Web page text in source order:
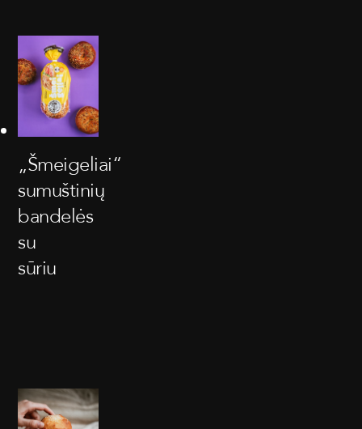
„Šmeigeliai“
sumuštinių
bandelės
su
sūriu